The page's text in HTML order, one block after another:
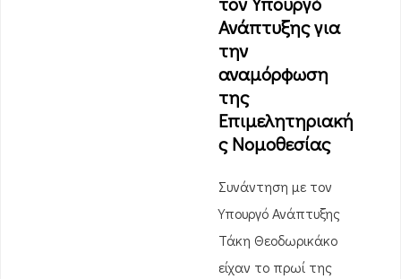
Ανάπτυξης για
την
αναμόρφωση
της
Επιμελητηριακή
ς Νομοθεσίας
Συνάντηση με τον
Υπουργό Ανάπτυξης
Τάκη Θεοδωρικάκο
είχαν το πρωί της